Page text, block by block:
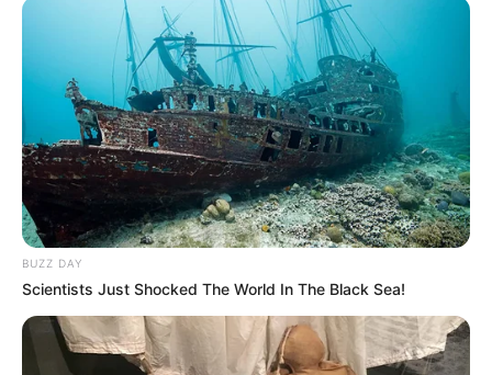
Fail! 10 Potret Makanan Gagal
Dimasak yang Bikin Kamu
Nggak Selera
BUZZ DAY
Scientists Just Shocked The World In The Black Sea!